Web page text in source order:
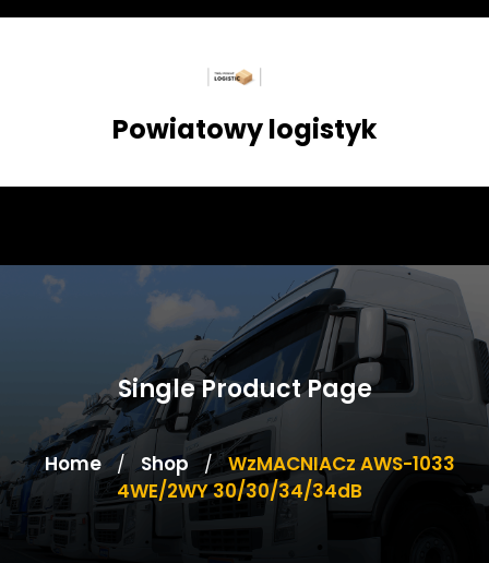
Skip
Powiatowy logistyk
Single Product Page
Home / Shop / WzMACNIACz AWS-1033
4WE/2WY 30/30/34/34dB